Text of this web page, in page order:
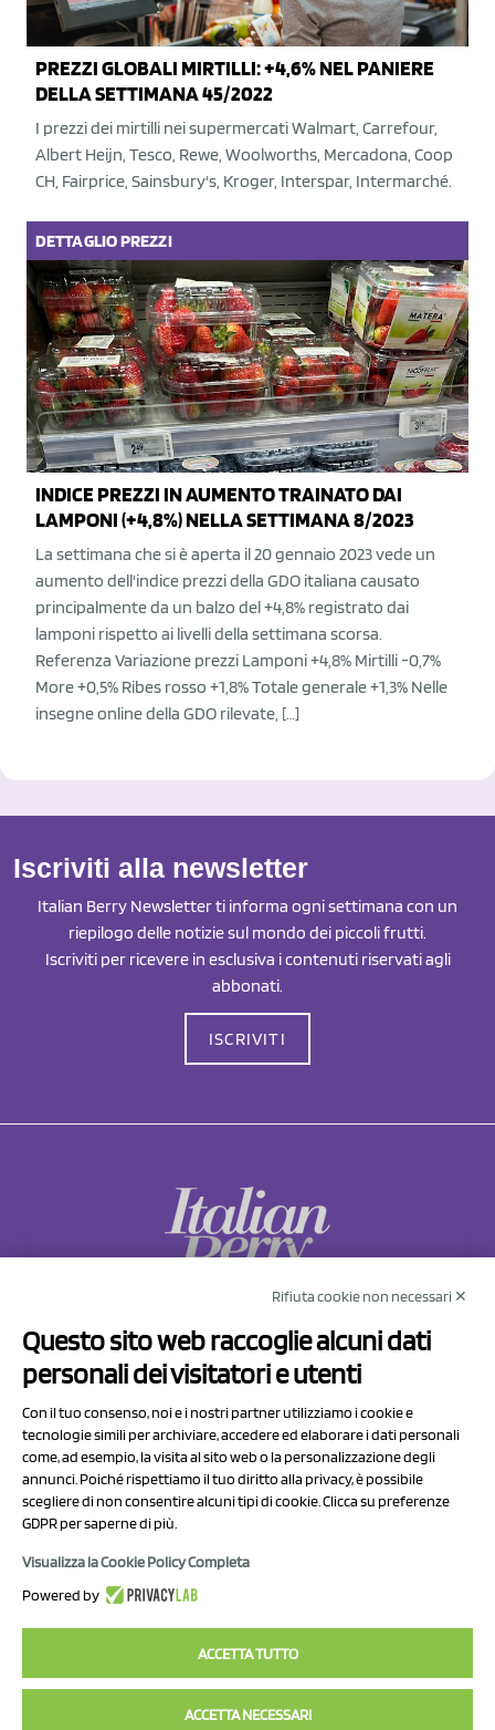
PREZZI GLOBALI MIRTILLI: +4,6% NEL PANIERE
DELLA SETTIMANA 45/2022
I prezzi dei mirtilli nei supermercati Walmart, Carrefour,
Albert Heijn, Tesco, Rewe, Woolworths, Mercadona, Coop
CH, Fairprice, Sainsbury's, Kroger, Interspar, Intermarché.
DETTAGLIOPREZZI
INDICE PREZZI IN AUMENTO TRAINATO DAI
LAMPONI (+4,8%) NELLA SETTIMANA 8/2023
La settimana che si è aperta il 20 gennaio 2023 vede un
aumento dell'indice prezzi della GDO italiana causato
principalmente da un balzo del +4,8% registrato dai
lamponi rispetto ai livelli della settimana scorsa.
Referenza Variazione prezzi Lamponi +4,8% Mirtilli -0,7%
More +0,5% Ribes rosso +1,8% Totale generale +1,3% Nelle
insegne online della GDO rilevate, […]
Iscriviti alla newsletter
Italian Berry Newsletter ti informa ogni settimana con un
riepilogo delle notizie sul mondo dei piccoli frutti.
Iscriviti per ricevere in esclusiva i contenuti riservati agli
abbonati.
ISCRIVITI
Via Prov.le Sassuolo Vignola 315/1
41057 Spilamberto (MO)
P.I/C.F. 01041460369
REA: MO 208553
Capitale sociale Euro 50.000,00 i.v.
Rifiuta cookie non necessari ✕
Questo sito web raccoglie alcuni dati
personali dei visitatori e utenti
Con il tuo consenso, noi e i nostri partner utilizziamo i cookie e
tecnologie simili per archiviare, accedere ed elaborare i dati personali
come, ad esempio, la visita al sito web o la personalizzazione degli
annunci. Poiché rispettiamo il tuo diritto alla privacy, è possibile
scegliere di non consentire alcuni tipi di cookie. Clicca su preferenze
GDPR per saperne di più.
Visualizza la Cookie Policy Completa
Powered by
ACCETTA TUTTO
ACCETTA NECESSARI